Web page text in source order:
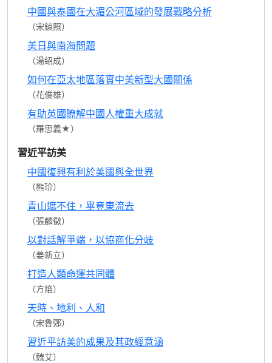
中國與泰國在大湄公河區域的發展戰略分析
（宋鎮照）
美日與南海問題
（湯紹成）
如何在亞太地區落實中美新型大國關係
（花俊雄）
有助英國瞭解中國人權重大成就
（羅思義★）
習近平訪美
中國復興有利於美國與全世界
（熊玠）
青山遮不住，畢竟東流去
（張麟徵）
以對話解爭端，以協商化分岐
（姜新立）
打造人類命運共同體
（方焰）
天時、地利、人和
（宋魯鄭）
習近平訪美的成果及其政經意涵
（魏艾）